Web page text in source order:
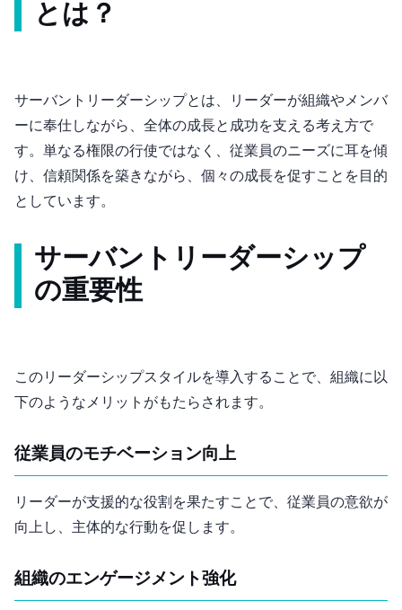
とは？
サーバントリーダーシップとは、リーダーが組織やメンバ
ーに奉仕しながら、全体の成長と成功を支える考え方で
す。単なる権限の行使ではなく、従業員のニーズに耳を傾
け、信頼関係を築きながら、個々の成長を促すことを目的
としています。
サーバントリーダーシップ
の重要性
このリーダーシップスタイルを導入することで、組織に以
下のようなメリットがもたらされます。
従業員のモチベーション向上
リーダーが支援的な役割を果たすことで、従業員の意欲が
向上し、主体的な行動を促します。
組織のエンゲージメント強化